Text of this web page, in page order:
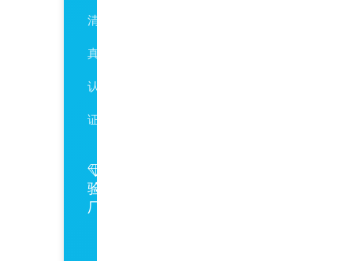
清
真
认
证
验
厂